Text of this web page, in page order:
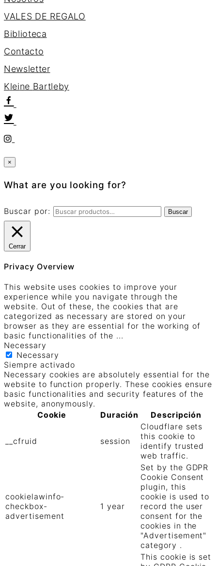
VALES DE REGALO
Biblioteca
Contacto
Newsletter
Kleine Bartleby
×
What are you looking for?
Buscar por: Buscar
Cerrar
Privacy Overview
This website uses cookies to improve your
experience while you navigate through the
website. Out of these, the cookies that are
categorized as necessary are stored on your
browser as they are essential for the working of
basic functionalities of the ...
Necessary
Necessary
Siempre activado
Necessary cookies are absolutely essential for the
website to function properly. These cookies ensure
basic functionalities and security features of the
website, anonymously.
Cookie
Duración Descripción
__cfruid session
Cloudflare sets
this cookie to
identify trusted
web traffic.
cookielawinfo-
checkbox-
advertisement
1 year
Set by the GDPR
Cookie Consent
plugin, this
cookie is used to
record the user
consent for the
cookies in the
"Advertisement"
category .
This cookie is set